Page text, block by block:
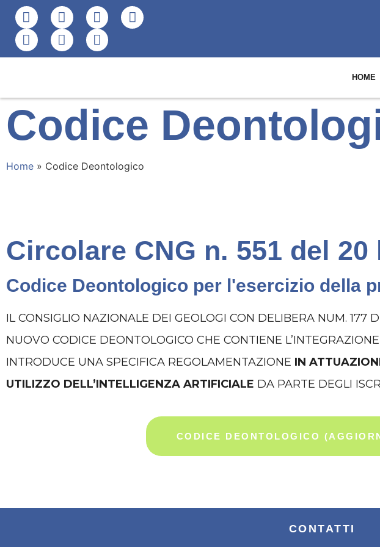
HOME
Codice
Home » Codice Deontologico
Circolare CNG n. 551 del 20
Codice Deontologico per l'esercizio della
IL CONSIGLIO NAZIONALE DEI GEOLOGI CON DELIBERA NUM. 177
NUOVO CODICE DEONTOLOGICO CHE CONTIENE
INTRODUCE UNA SPECIFICA REGOLAMENTAZIONE IN
UTILIZZO DELL’INTELLIGENZA ARTIFICIALE DA PARTE DEGLI
CODICE DEONTOLOGICO
CONTATTI